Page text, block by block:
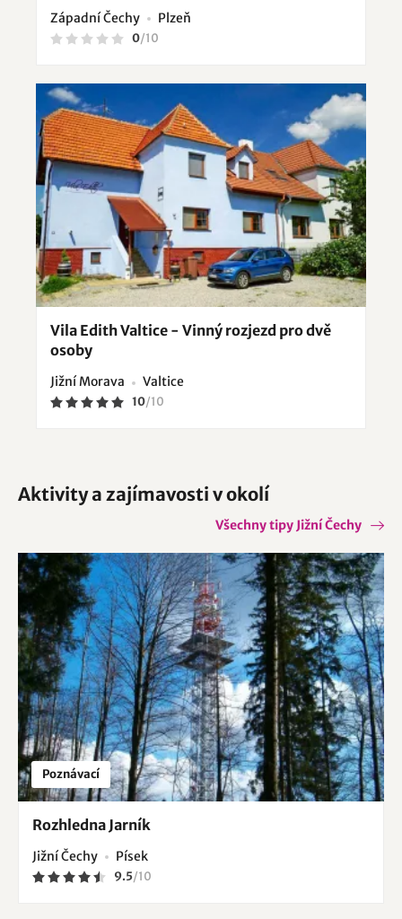
Západní Čechy Plzeň
0/10
Vila Edith Valtice - Vinný rozjezd pro dvě
osoby
Jižní Morava Valtice
10/10
Aktivity a zajímavosti v okolí
Všechny tipy Jižní Čechy
Poznávací
Rozhledna Jarník
Jižní Čechy Písek
9.5/10